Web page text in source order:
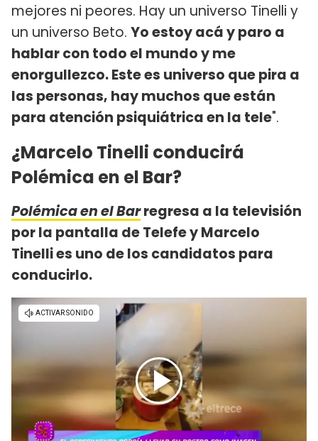
mejores ni peores. Hay un universo Tinelli y
un universo Beto. Yo estoy acá y paro a
hablar con todo el mundo y me
enorgullezco. Este es universo que pira a
las personas, hay muchos que están
para atención psiquiátrica en la tele".
¿Marcelo Tinelli conducirá
Polémica en el Bar?
Polémica en el Barregresa a la televisión
por la pantalla de Telefe y Marcelo
Tinelli es uno de los candidatos para
conducirlo.